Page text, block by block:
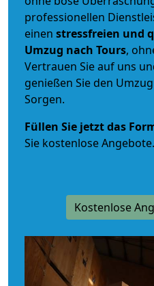
professionellen
einen stressfreien und
Umzug nach Tours,
Vertrauen Sie auf uns
genießen Sie den
Sorgen.
Füllen Sie jetzt das
Sie kostenlose Angebote.
Kostenlose